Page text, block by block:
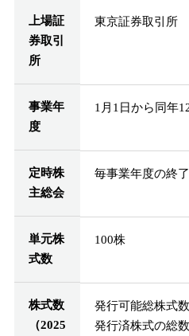
上場証
券取引
所
東京証券取引所
事業年
度
1月1日から同年
定時株
主総会
毎事業年度の終
単元株
式数
100株
株式数
（2025
発行可能総株式
発行済株式の総